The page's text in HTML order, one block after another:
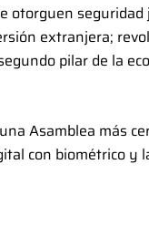
otorguen
extranjera;
pilar de la
Asamblea más
con biométrico y